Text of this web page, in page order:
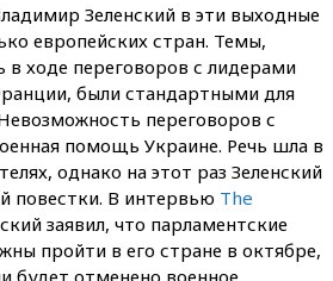
Зеленский в эти выходные
европейских стран. Темы,
ходе переговоров с лидерами
были стандартными для
переговоров с
помощь Украине. Речь шла в
однако на этот раз Зеленский
повестки. В интервью The
заявил, что парламентские
пройти в его стране в октябре,
будет отменено военное